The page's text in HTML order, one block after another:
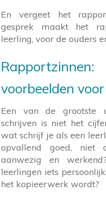
En vergeet het
gesprek maakt het
leerling, voor de ouders
voorbeelden
Een van de grootste
schrijven is niet het
wat schrijf je als een
opvallend goed, niet
aanwezig en
leerlingen iets
het kopieerwerk wordt?